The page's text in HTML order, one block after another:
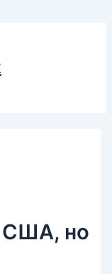
США, но